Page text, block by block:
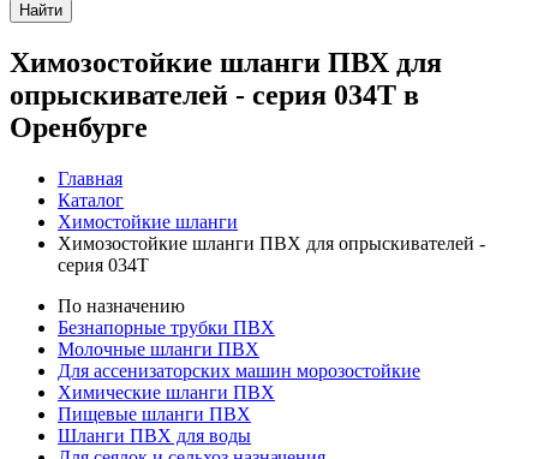
Найти
Химозостойкие шланги ПВХ для
опрыскивателей - серия 034Т в
Оренбурге
Главная
Каталог
Химостойкие шланги
Химозостойкие шланги ПВХ для опрыскивателей -
серия 034Т
По назначению
Безнапорные трубки ПВХ
Молочные шланги ПВХ
Для ассенизаторских машин морозостойкие
Химические шланги ПВХ
Пищевые шланги ПВХ
Шланги ПВХ для воды